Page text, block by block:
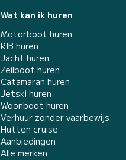
Wat kan ik huren
Motorboot huren
RIB huren
Jacht huren
Zeilboot huren
Catamaran huren
Jetski huren
Woonboot huren
Verhuur zonder vaarbewijs
Hutten cruise
Aanbiedingen
Alle merken